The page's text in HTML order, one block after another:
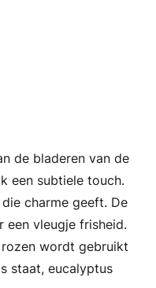
de bladeren van de
een subtiele touch.
charme geeft. De
vleugje frisheid.
wordt gebruikt
staat, eucalyptus